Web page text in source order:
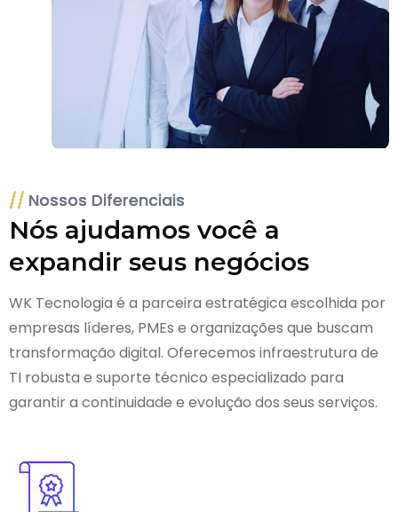
Nossos Diferenciais
Nós ajudamos você a
expandir seus negócios
WK Tecnologia é a parceira estratégica escolhida por
empresas líderes, PMEs e organizações que buscam
transformação digital. Oferecemos infraestrutura de
TI robusta e suporte técnico especializado para
garantir a continuidade e evolução dos seus serviços.